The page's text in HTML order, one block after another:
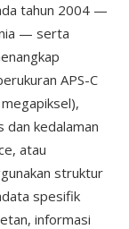
tahun 2004 —
— serta
APS-C
dan kedalaman
atau
struktur
spesifik
informasi